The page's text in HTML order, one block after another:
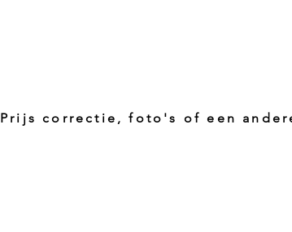
Prijs correctie, foto's of een